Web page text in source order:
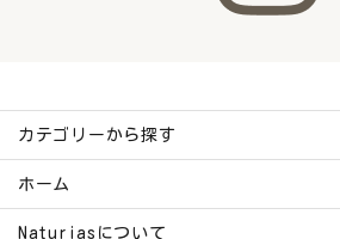
カテゴリーから探す
ホーム
Naturiasについて